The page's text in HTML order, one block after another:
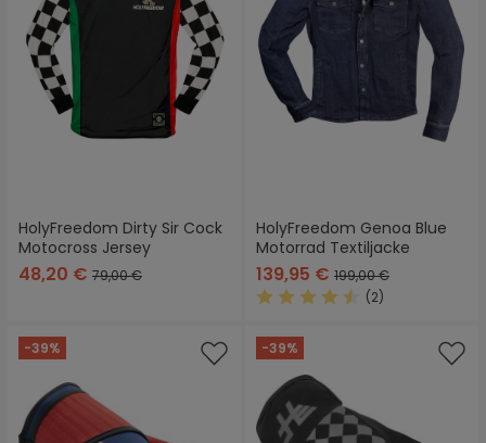
HolyFreedom Dirty Sir Cock
Motocross Jersey
48,20 € 79,00 €
HolyFreedom Genoa Blue
Motorrad Textiljacke
139,95 € 199,00 €
(2)
-39% -39%